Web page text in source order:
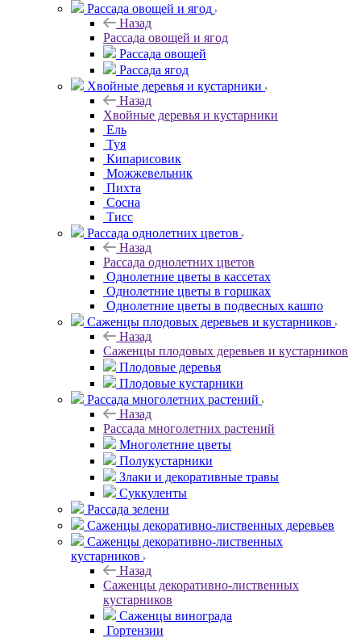
Рассада овощей и ягод
Назад
Рассада овощей и ягод
Рассада овощей
Рассада ягод
Хвойные деревья и кустарники
Назад
Хвойные деревья и кустарники
Ель
Туя
Кипарисовик
Можжевельник
Пихта
Сосна
Тисc
Рассада однолетних цветов
Назад
Рассада однолетних цветов
Однолетние цветы в кассетах
Однолетние цветы в горшках
Однолетние цветы в подвесных кашпо
Саженцы плодовых деревьев и кустарников
Назад
Саженцы плодовых деревьев и кустарников
Плодовые деревья
Плодовые кустарники
Рассада многолетних растений
Назад
Рассада многолетних растений
Многолетние цветы
Полукустарники
Злаки и декоративные травы
Суккуленты
Рассада зелени
Саженцы декоративно-лиственных деревьев
Саженцы декоративно-лиственных
кустарников
Назад
Саженцы декоративно-лиственных
кустарников
Саженцы винограда
Гортензии